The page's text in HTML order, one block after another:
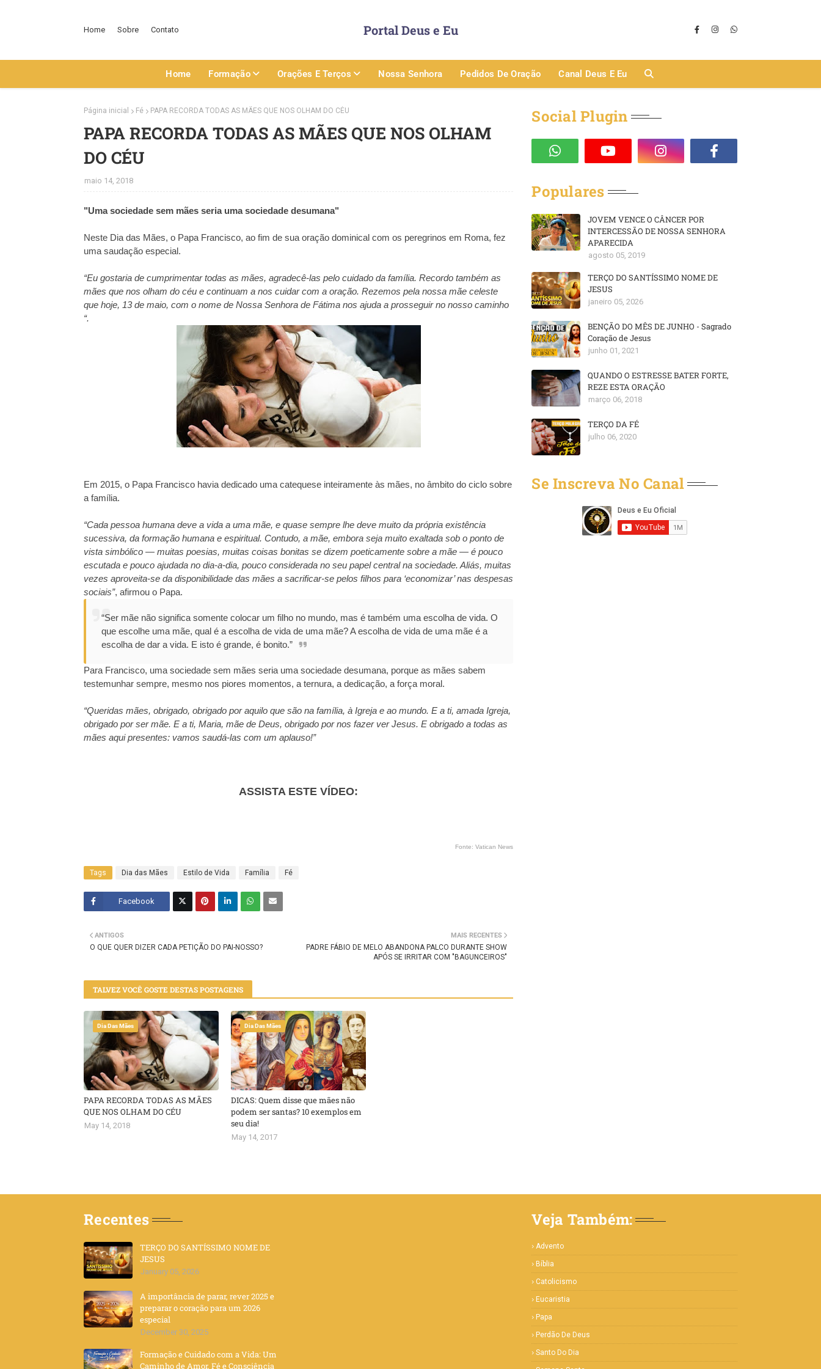
Home Sobre Contato Portal Deus e Eu
Home Formação Orações E Terços Nossa Senhora Pedidos De Oração Canal Deus E Eu
Página inicial Fé PAPA RECORDA TODAS AS MÃES QUE NOS OLHAM DO CÉU
PAPA RECORDA TODAS AS MÃES QUE NOS OLHAM
DO CÉU
maio 14, 2018
"Uma sociedade sem mães seria uma sociedade desumana"
Neste Dia das Mães, o Papa Francisco, ao fim de sua oração dominical com os peregrinos em Roma, fez
uma saudação especial.
“Eu gostaria de cumprimentar todas as mães, agradecê-las pelo cuidado da família. Recordo também as
mães que nos olham do céu e continuam a nos cuidar com a oração. Rezemos pela nossa mãe celeste
que hoje, 13 de maio, com o nome de Nossa Senhora de Fátima nos ajuda a prosseguir no nosso caminho
“.
Em 2015, o Papa Francisco havia dedicado uma catequese inteiramente às mães, no âmbito do ciclo sobre
a família.
“Cada pessoa humana deve a vida a uma mãe, e quase sempre lhe deve muito da própria existência
sucessiva, da formação humana e espiritual. Contudo, a mãe, embora seja muito exaltada sob o ponto de
vista simbólico — muitas poesias, muitas coisas bonitas se dizem poeticamente sobre a mãe — é pouco
escutada e pouco ajudada no dia-a-dia, pouco considerada no seu papel central na sociedade. Aliás, muitas
vezes aproveita-se da disponibilidade das mães a sacrificar-se pelos filhos para ‘economizar’ nas despesas
sociais”, afirmou o Papa.
“Ser mãe não significa somente colocar um filho no mundo, mas é também uma escolha de vida. O
que escolhe uma mãe, qual é a escolha de vida de uma mãe? A escolha de vida de uma mãe é a
escolha de dar a vida. E isto é grande, é bonito.”
Para Francisco, uma sociedade sem mães seria uma sociedade desumana, porque as mães sabem
testemunhar sempre, mesmo nos piores momentos, a ternura, a dedicação, a força moral.
“Queridas mães, obrigado, obrigado por aquilo que são na família, à Igreja e ao mundo. E a ti, amada Igreja,
obrigado por ser mãe. E a ti, Maria, mãe de Deus, obrigado por nos fazer ver Jesus. E obrigado a todas as
mães aqui presentes: vamos saudá-las com um aplauso!”
ASSISTA ESTE VÍDEO:
Fonte: Vatican News
Tags Dia das Mães Estilo de Vida Família Fé
Facebook
MAIS RECENTES
PADRE FÁBIO DE MELO ABANDONA PALCO DURANTE SHOW
APÓS SE IRRITAR COM "BAGUNCEIROS"
ANTIGOS
O QUE QUER DIZER CADA PETIÇÃO DO PAI-NOSSO?
TALVEZ VOCÊ GOSTE DESTAS POSTAGENS
Dia Das Mães
PAPA RECORDA TODAS AS MÃES
QUE NOS OLHAM DO CÉU
May 14, 2018
Dia Das Mães
DICAS: Quem disse que mães não
podem ser santas? 10 exemplos em
seu dia!
May 14, 2017
Social Plugin
Populares
JOVEM VENCE O CÂNCER POR
INTERCESSÃO DE NOSSA SENHORA
APARECIDA
agosto 05, 2019
TERÇO DO SANTÍSSIMO NOME DE
JESUS
janeiro 05, 2026
BENÇÃO DO MÊS DE JUNHO - Sagrado
Coração de Jesus
junho 01, 2021
QUANDO O ESTRESSE BATER FORTE,
REZE ESTA ORAÇÃO
março 06, 2018
TERÇO DA FÉ
julho 06, 2020
Se Inscreva No Canal
Recentes
TERÇO DO SANTÍSSIMO NOME DE
JESUS
January 05, 2026
A importância de parar, rever 2025 e
preparar o coração para um 2026
especial
December 30, 2025
Formação e Cuidado com a Vida: Um
Caminho de Amor, Fé e Consciência
Veja Também:
Advento
Bíblia
Catolicismo
Eucaristia
Papa
Perdão De Deus
Santo Do Dia